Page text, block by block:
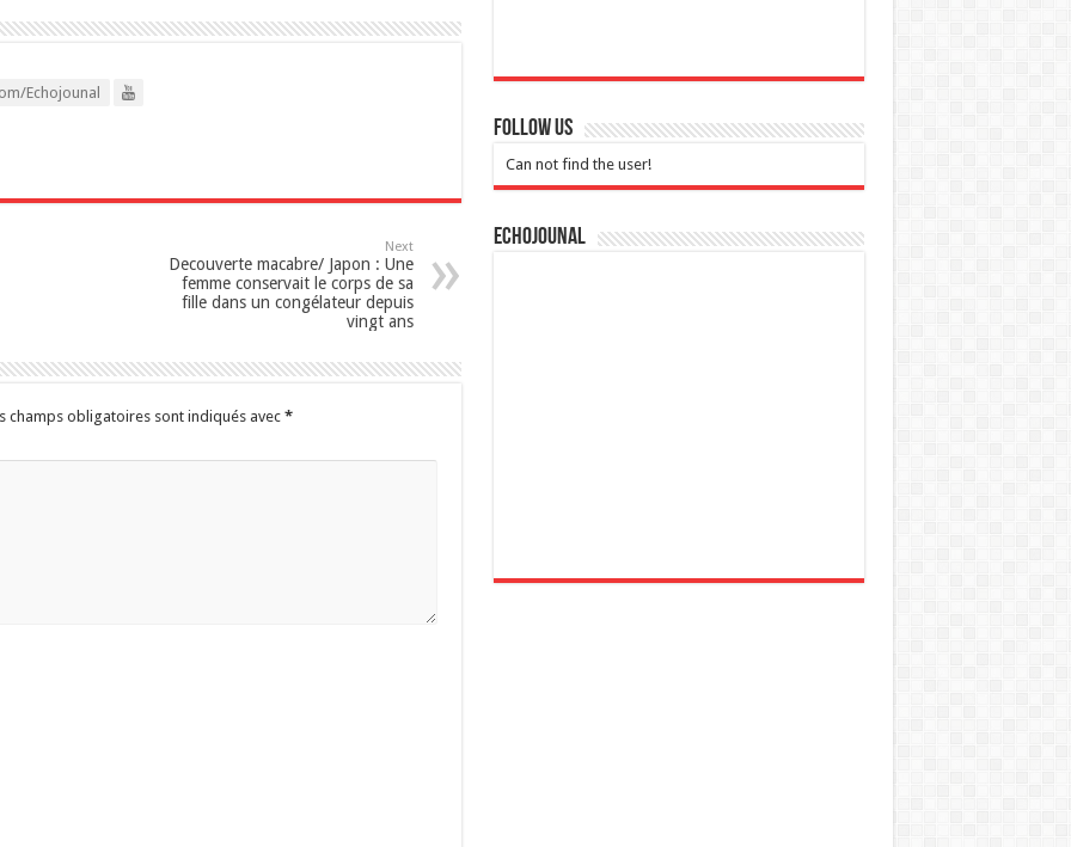
Echojounal
Next
Decouverte macabre/ Japon : Une
femme conservait le corps de sa
fille dans un congélateur depuis
vingt ans
champs obligatoires sont indiqués avec*
Follow Us
Can not find the user!
Echojounal